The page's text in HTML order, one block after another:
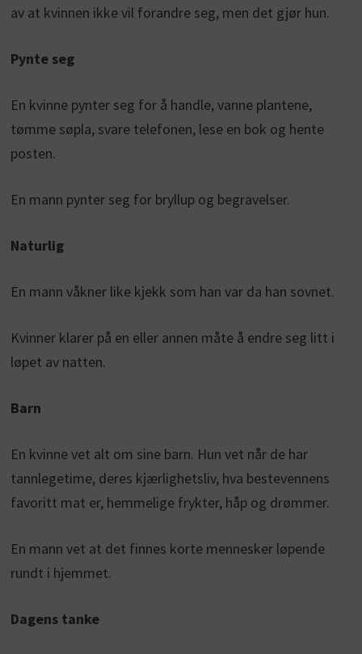
av at kvinnen ikke vil forandre seg, men det gjør hun.
Pynte seg
En kvinne pynter seg for å handle, vanne plantene,
tømme søpla, svare telefonen, lese en bok og hente
posten.
En mann pynter seg for bryllup og begravelser.
Naturlig
En mann våkner like kjekk som han var da han sovnet.
Kvinner klarer på en eller annen måte å endre seg litt i
løpet av natten.
Barn
En kvinne vet alt om sine barn. Hun vet når de har
tannlegetime, deres kjærlighetsliv, hva bestevennens
favoritt mat er, hemmelige frykter, håp og drømmer.
En mann vet at det finnes korte mennesker løpende
rundt i hjemmet.
Dagens tanke